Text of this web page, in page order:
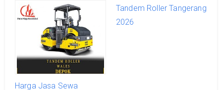
Tandem Roller Jakarta
Barat 2026
Tandem Roller Tangerang
2026
Harga Jasa Sewa